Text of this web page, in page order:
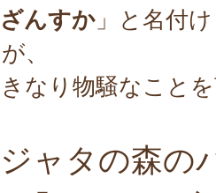
ざんすか 」と名付
、
なり物騒なこと
ジャタの森の